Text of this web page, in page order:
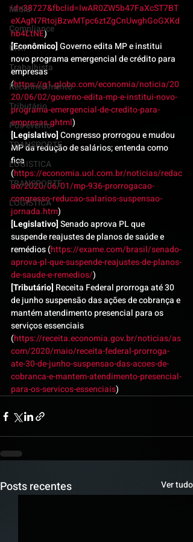
Mídia
Compliance
Civil
Trabalhista
Reconhecimento
Tributário
Pós-evento
TRANSPORTE
LOGISTICA
TRANSPORTE
LOGISTICA
id=38727&fbclid=IwAR0ZW5b47FaXcST7BT
eXAgN7RtojBzwMTpc6ztZgCnUwghGoGXKd
hb4LtNE)
[Econômico] Governo edita MP e institui
novo programa emergencial de crédito para
empresas
(https://g1.globo.com/economia/noticia/20
20/06/02/governo-edita-mp-e-institui-novo-
programa-emergencial-de-credito-para-
empresas.ghtml)
[Legislativo] Congresso prorrogou e mudou
MP da redução de salários; entenda como
fica
(https://economia.uol.com.br/noticias/redac
ao/2020/06/01/mp-936-prorrogacao-
congresso-reducao-salarios-suspensao-
jornada.htm)
[Legislativo] Senado aprova PL que
suspende reajustes de planos de saúde e
remédios (https://exame.com/brasil/senado-
aprova-pl-que-suspende-reajustes-de-planos-
de-saude-e-remedios/)
[Tributário] Receita Federal prorroga até 30
de junho suspensão das ações de cobrança e
mantém atendimento presencial para os
serviços essenciais
(https://receita.economia.gov.br/noticias/as
com/2020/maio/receita-federal-prorroga-
ate-30-de-junho-suspensao-das-acoes-de-
cobranca-e-mantem-atendimento-presencial-
para-os-servicos-essenciais)
Posts recentes Ver tudo